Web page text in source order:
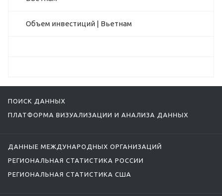
Объем инвестиций | Вьетнам
ПОИСК ДАННЫХ
ПЛАТФОРМА ВИЗУАЛИЗАЦИИ И АНАЛИЗА ДАННЫХ
ДАННЫЕ МЕЖДУНАРОДНЫХ ОРГАНИЗАЦИЙ
РЕГИОНАЛЬНАЯ СТАТИСТИКА РОССИИ
РЕГИОНАЛЬНАЯ СТАТИСТИКА США